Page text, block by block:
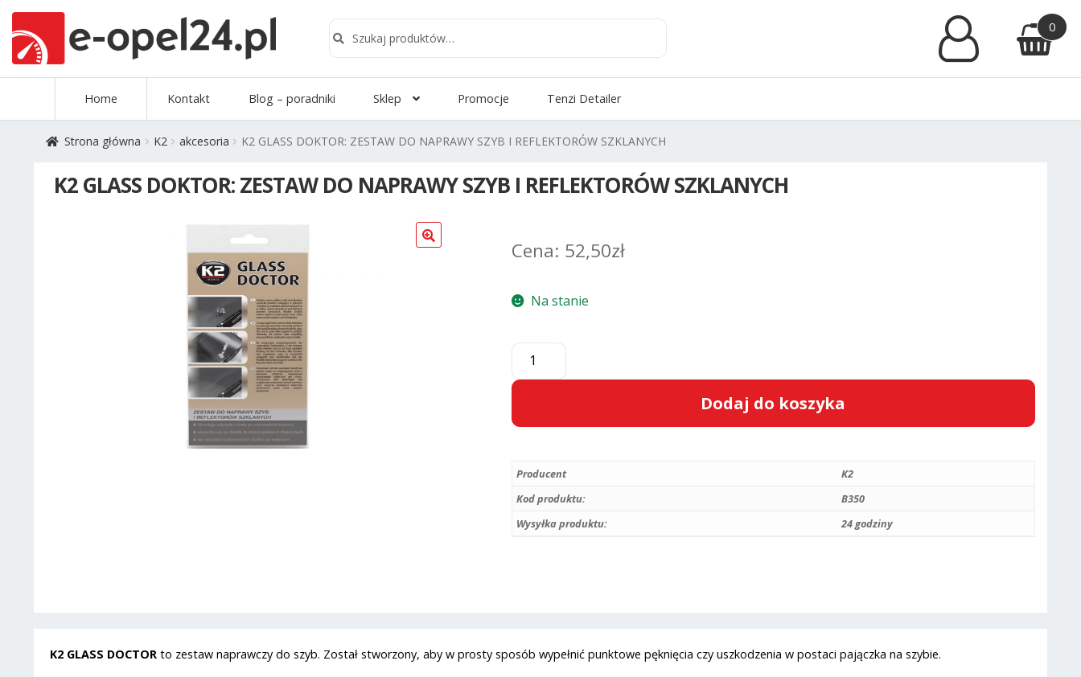
0
Home Kontakt Blog – poradniki Sklep Promocje Tenzi Detailer
Strona główna K2 akcesoria K2 GLASS DOKTOR: ZESTAW DO NAPRAWY SZYB I REFLEKTORÓW SZKLANYCH
K2 GLASS DOKTOR: ZESTAW DO NAPRAWY SZYB I REFLEKTORÓW SZKLANYCH
52,50zł
Na stanie
ilość
GLASS
ZESTAW
NAPRAWY
SZYB
REFLEKTORÓW
Dodaj do koszyka
e
:
Producent
K2
Kod produktu:
B350
Wysyłka produktu:
24 godziny
K2 GLASS DOCTORto zestaw naprawczy do szyb. Został stworzony, aby w prosty sposób wypełnić punktowe pęknięcia czy uszkodzenia w postaci pajączka na szybie.